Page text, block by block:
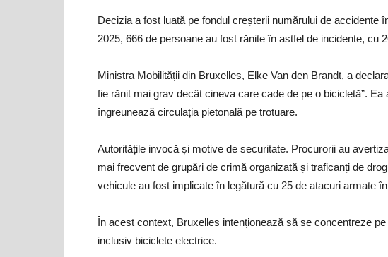
Decizia a fost luată pe fondul creșterii numărului de accidente
2025, 666 de persoane au fost rănite în astfel de incidente, cu
Ministra Mobilității din Bruxelles, Elke Van den Brandt, a
fie rănit mai grav decât cineva care cade de pe o bicicletă”.
îngreunează circulația pietonală pe trotuare.
Autoritățile invocă și motive de securitate. Procurorii au
mai frecvent de grupări de crimă organizată și traficanți de
vehicule au fost implicate în legătură cu 25 de atacuri armate
În acest context, Bruxelles intenționează să se concentreze
inclusiv biciclete electrice.